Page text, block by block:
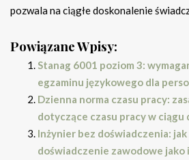
pozwala na ciągłe doskonalenie
Powiązane Wpisy:
Stanag 6001 poziom 3:
egzaminu językowego dla
Dzienna norma czasu pracy:
dotyczące czasu pracy w ciągu
Inżynier bez doświadczenia:
doświadczenie zawodowe jako